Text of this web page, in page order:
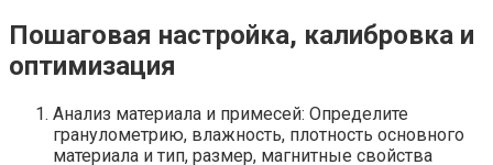
Пошаговая настройка, калибровка и
оптимизация
Анализ материала и примесей: Определите
гранулометрию, влажность, плотность основного
материала и тип, размер, магнитные свойства